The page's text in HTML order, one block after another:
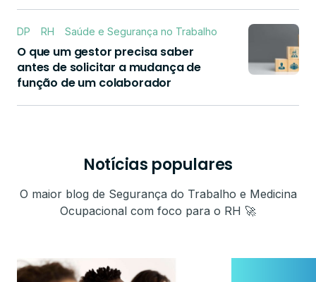
DP RH Saúde e Segurança no Trabalho
O que um gestor precisa saber
antes de solicitar a mudança de
função de um colaborador
Notícias populares
O maior blog de Segurança do Trabalho e Medicina
Ocupacional com foco para o RH 🚀